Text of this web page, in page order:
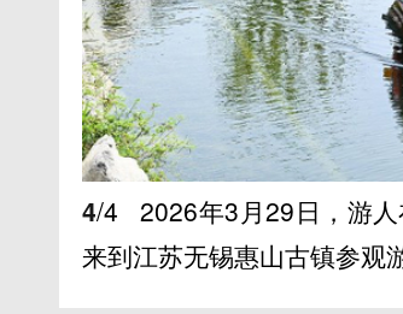
4/4
2026年3月29日，游
来到江苏无锡惠山古镇参观